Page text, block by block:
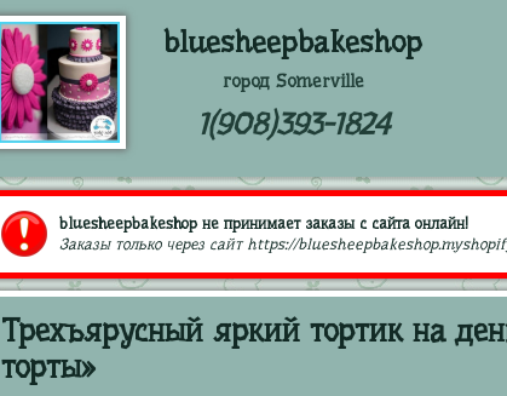
bluesheepbakeshop
город Somerville
1(908)393-1824
bluesheepbakeshop не принимает заказы с сайта онлайн!
Заказы только через сайт https://
Трехъярусный яркий тортик на
торты»